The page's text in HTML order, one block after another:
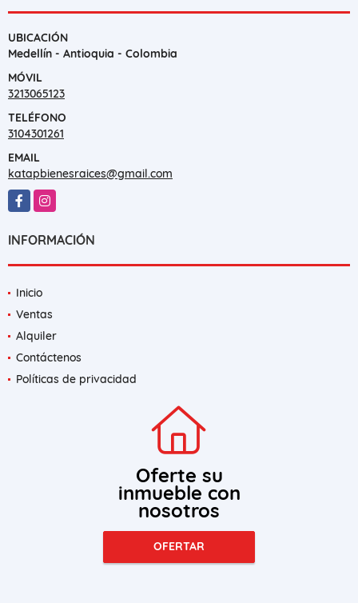
UBICACIÓN
Medellín - Antioquia - Colombia
MÓVIL
3213065123
TELÉFONO
3104301261
EMAIL
katapbienesraices@gmail.com
FacebookInstagram
INFORMACIÓN
Inicio
Ventas
Alquiler
Contáctenos
Políticas de privacidad
Oferte su
inmueble con
nosotros
OFERTAR